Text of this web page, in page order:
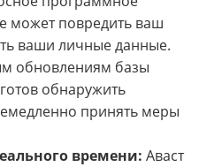
может повредить ваш
ваши личные данные.
обновлениям базы
обнаружить
принять меры
времени: Аваст